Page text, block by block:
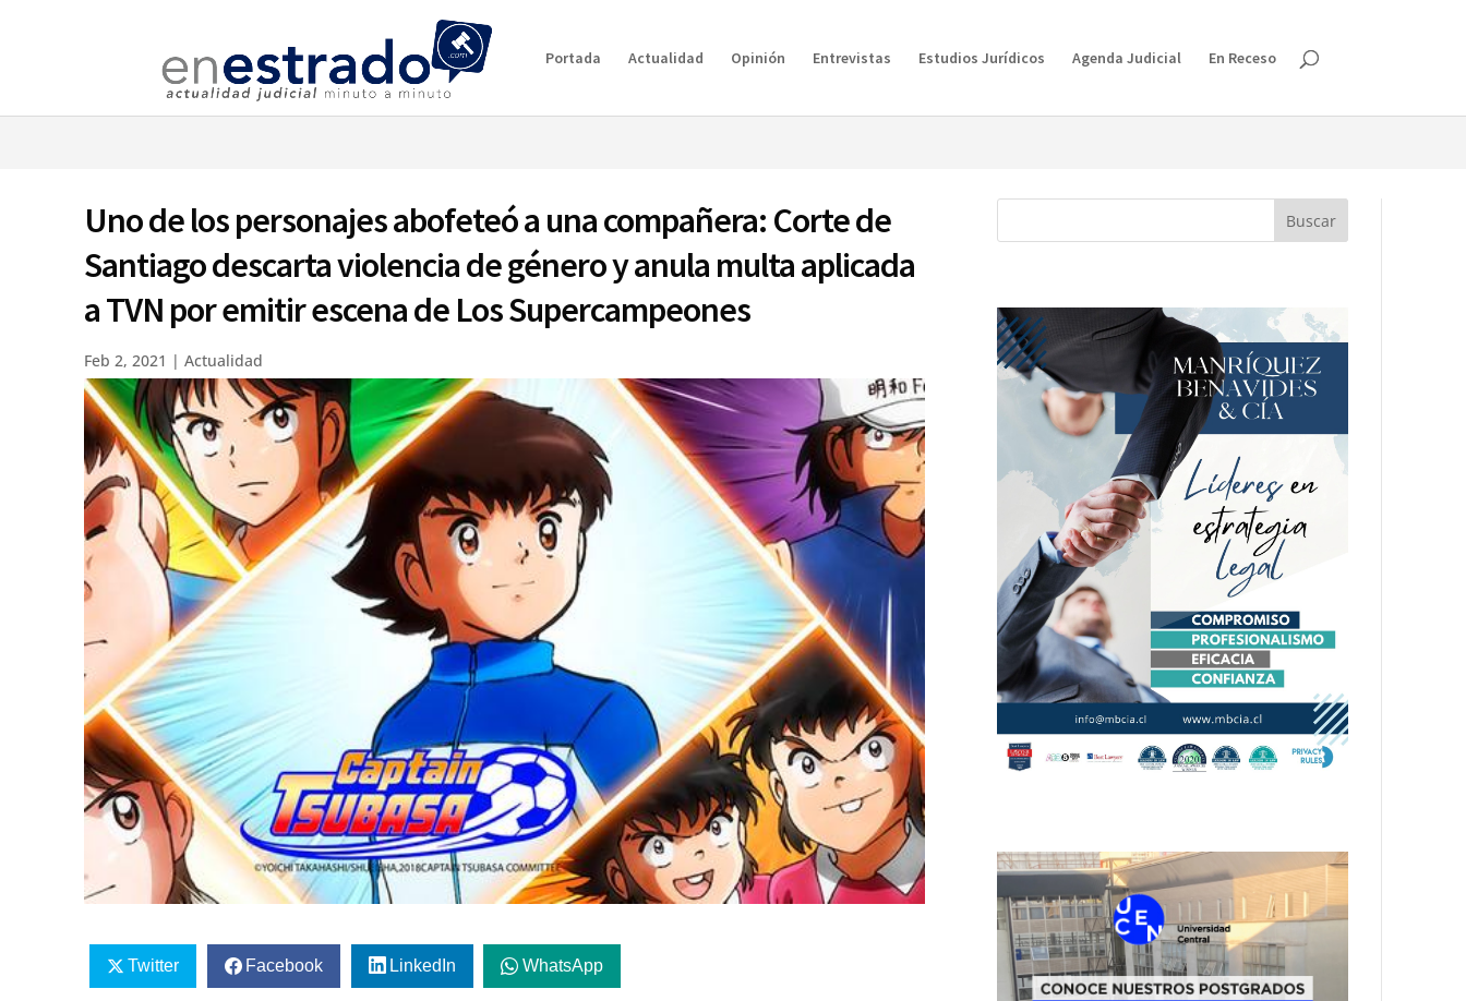
⚠️ Hosting plan for this site has expired.
Portada Actualidad Opinión Entrevistas Estudios Jurídicos Agenda Judicial En Receso
Uno de los personajes abofeteó a una compañera: Corte de
Santiago descarta violencia de género y anula multa aplicada
a TVN por emitir escena de Los Supercampeones
Feb 2, 2021 |Actualidad
Twitter Facebook LinkedIn WhatsApp